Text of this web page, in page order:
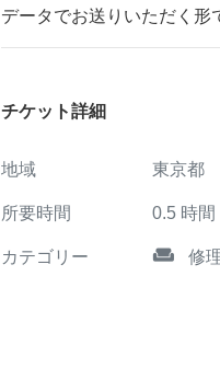
データでお送りいただく形
チケット詳細
地域 東京都
所要時間 0.5 時間
カテゴリー weekend 修